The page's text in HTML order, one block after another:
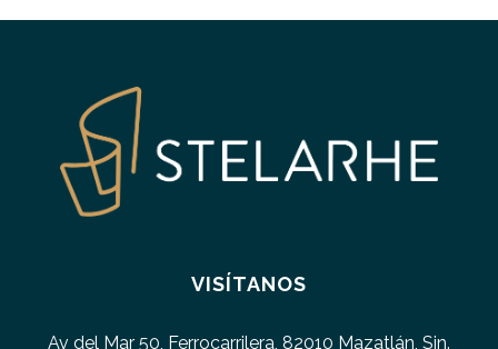
VISÍTANOS
Av del Mar 50, Ferrocarrilera, 82010 Mazatlán, Sin.